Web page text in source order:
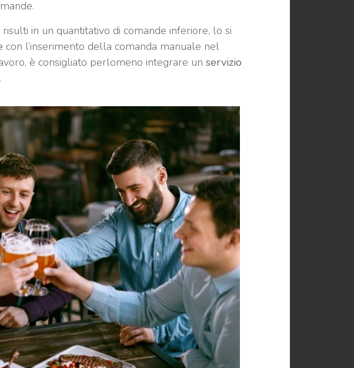
in un quantitativo di comande inferiore, lo si
con l’inserimento della comanda manuale nel
è consigliato perlomeno integrare un servizio